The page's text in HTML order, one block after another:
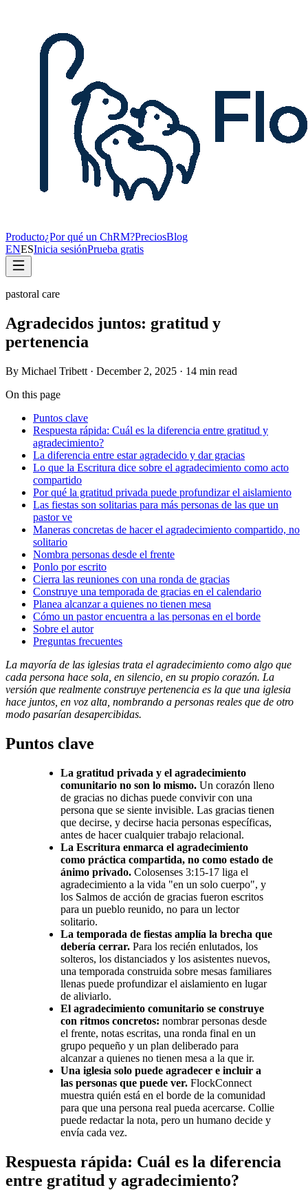
Producto¿Por qué un ChRM?PreciosBlog
ENESInicia sesiónPrueba gratis
pastoral care
Agradecidos juntos: gratitud y
pertenencia
By Michael Tribett · December 2, 2025 · 14 min read
On this page
Puntos clave
Respuesta rápida: Cuál es la diferencia entre gratitud y
agradecimiento?
La diferencia entre estar agradecido y dar gracias
Lo que la Escritura dice sobre el agradecimiento como acto
compartido
Por qué la gratitud privada puede profundizar el aislamiento
Las fiestas son solitarias para más personas de las que un
pastor ve
Maneras concretas de hacer el agradecimiento compartido, no
solitario
Nombra personas desde el frente
Ponlo por escrito
Cierra las reuniones con una ronda de gracias
Construye una temporada de gracias en el calendario
Planea alcanzar a quienes no tienen mesa
Cómo un pastor encuentra a las personas en el borde
Sobre el autor
Preguntas frecuentes
La mayoría de las iglesias trata el agradecimiento como algo que
cada persona hace sola, en silencio, en su propio corazón. La
versión que realmente construye pertenencia es la que una iglesia
hace juntos, en voz alta, nombrando a personas reales que de otro
modo pasarían desapercibidas.
Puntos clave
La gratitud privada y el agradecimiento
comunitario no son lo mismo. Un corazón lleno
de gracias no dichas puede convivir con una
persona que se siente invisible. Las gracias tienen
que decirse, y decirse hacia personas específicas,
antes de hacer cualquier trabajo relacional.
La Escritura enmarca el agradecimiento
como práctica compartida, no como estado de
ánimo privado. Colosenses 3:15-17 liga el
agradecimiento a la vida "en un solo cuerpo", y
los Salmos de acción de gracias fueron escritos
para un pueblo reunido, no para un lector
solitario.
La temporada de fiestas amplía la brecha que
debería cerrar. Para los recién enlutados, los
solteros, los distanciados y los asistentes nuevos,
una temporada construida sobre mesas familiares
llenas puede profundizar el aislamiento en lugar
de aliviarlo.
El agradecimiento comunitario se construye
con ritmos concretos: nombrar personas desde
el frente, notas escritas, una ronda final en un
grupo pequeño y un plan deliberado para
alcanzar a quienes no tienen mesa a la que ir.
Una iglesia solo puede agradecer e incluir a
las personas que puede ver. FlockConnect
muestra quién está en el borde de la comunidad
para que una persona real pueda acercarse. Collie
puede redactar la nota, pero un humano decide y
envía cada vez.
Respuesta rápida: Cuál es la diferencia
entre gratitud y agradecimiento?